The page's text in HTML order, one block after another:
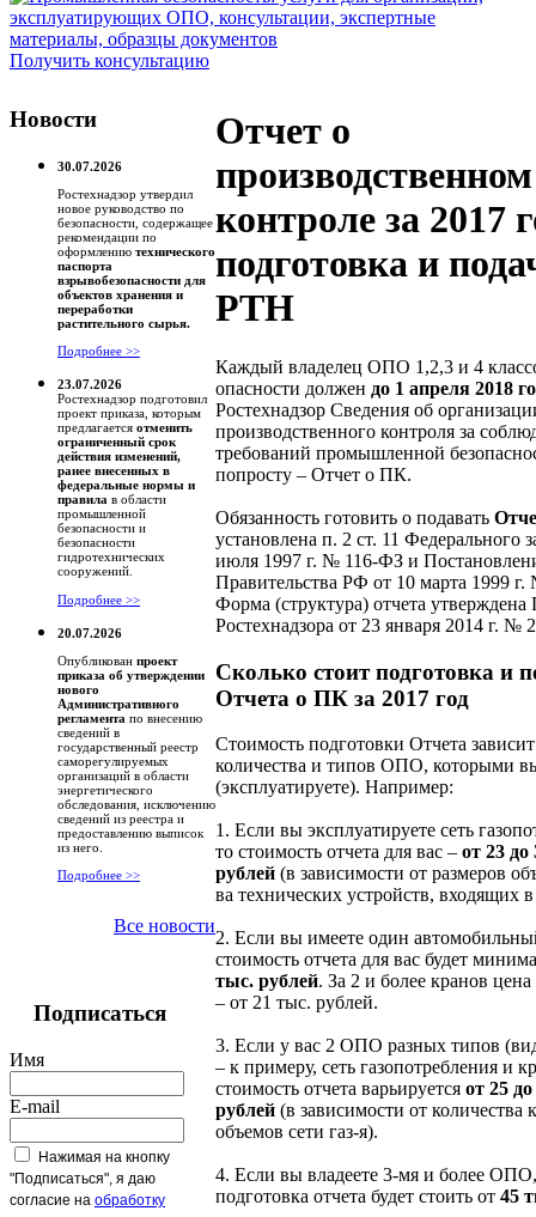
Получить консультацию
Новости
30.07.2026
Ростехнадзор утвердил
новое руководство по
безопасности, содержащее
рекомендации по
оформлению технического
паспорта
взрывобезопасности для
объектов хранения и
переработки
растительного сырья.
Подробнее >>
23.07.2026
Ростехнадзор подготовил
проект приказа, которым
предлагается отменить
ограниченный срок
действия изменений,
ранее внесенных в
федеральные нормы и
правила в области
промышленной
безопасности и
безопасности
гидротехнических
сооружений.
Подробнее >>
20.07.2026
Опубликован проект
приказа об утверждении
нового
Административного
регламента по внесению
сведений в
государственный реестр
саморегулируемых
организаций в области
энергетического
обследования, исключению
сведений из реестра и
предоставлению выписок
из него.
Подробнее >>
Все новости
Подписаться
Имя
E-mail
Нажимая на кнопку
"Подписаться", я даю
согласие на обработку
Отчет о
производственном
контроле за 2017
подготовка и
РТН
Каждый владелец ОПО 1,2,3 и 4
опасности должен до 1 апреля 2018
Ростехнадзор Сведения об
производственного контроля за
требований промышленной
попросту – Отчет о ПК.
Обязанность готовить о подавать
установлена п. 2 ст. 11 Федерального
июля 1997 г. № 116-ФЗ и
Правительства РФ от 10 марта 1999
Форма (структура) отчета утверждена
Ростехнадзора от 23 января 2014 г. №
Сколько стоит подготовка и
Отчета о ПК за 2017 год
Стоимость подготовки Отчета
количества и типов ОПО, которыми
(эксплуатируете). Например:
1. Если вы эксплуатируете сеть
то стоимость отчета для вас – от 23 до
рублей (в зависимости от размеров
ва технических устройств, входящих в
2. Если вы имеете один
стоимость отчета для вас будет
тыс. рублей. За 2 и более кранов
– от 21 тыс. рублей.
3. Если у вас 2 ОПО разных типов
– к примеру, сеть газопотребления и
стоимость отчета варьируется от 25
рублей (в зависимости от количества
объемов сети газ-я).
4. Если вы владеете 3-мя и более
подготовка отчета будет стоить от 45